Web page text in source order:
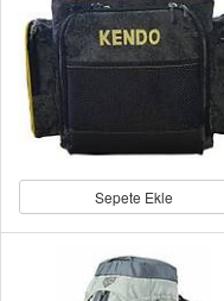
Sepete Ekle